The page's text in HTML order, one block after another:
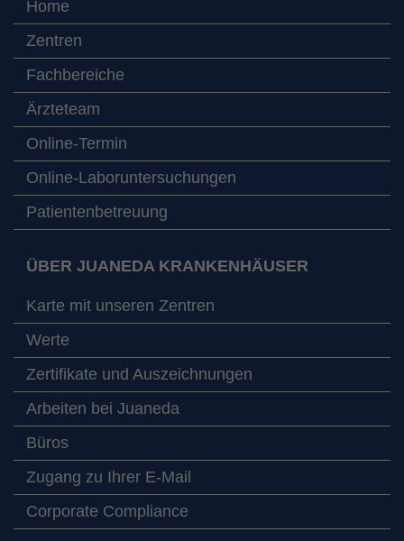
Home
Zentren
Fachbereiche
Ärzteteam
Online-Termin
Online-Laboruntersuchungen
Patientenbetreuung
ÜBER JUANEDA KRANKENHÄUSER
Karte mit unseren Zentren
Werte
Zertifikate und Auszeichnungen
Arbeiten bei Juaneda
Büros
Zugang zu Ihrer E-Mail
Corporate Compliance